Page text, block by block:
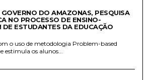
DO AMAZONAS, PESQUISA
NO PROCESSO DE ENSINO-
DE ESTUDANTES DA EDUCAÇÃO
o uso de metodologia Problem-based
estimula os alunos...